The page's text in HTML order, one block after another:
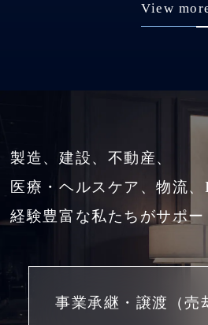
View
製造、建設、不動産、
医療・ヘルスケア、物流
経験豊富な私たちがサポー
事業承継・譲渡（売